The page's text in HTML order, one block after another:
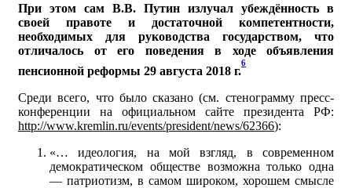
При этом сам В.В. Путин излучал убеждённость в
своей правоте и достаточной компетентности,
необходимых для руководства государством, что
отличалось от его поведения в ходе объявления
пенсионной реформы 29 августа 2018 г.
6
Среди всего, что было сказано (см. стенограмму пресс-
конференции на официальном сайте президента РФ:
http://www.kremlin.ru/events/president/news/62366):
«… идеология, на мой взгляд, в современном
демократическом обществе возможна только одна
— патриотизм, в самом широком, хорошем смысле